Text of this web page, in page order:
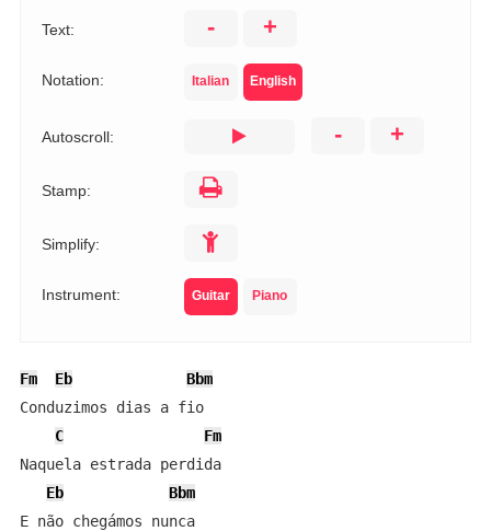
Text: - +
Notation: Italian English
Autoscroll: - +
Stamp:
Simplify:
Instrument: Guitar Piano
Fm Eb
Bbm
Conduzimos dias a fio
C
Fm
Naquela estrada perdida
Eb
Bbm
E não chegámos nunca